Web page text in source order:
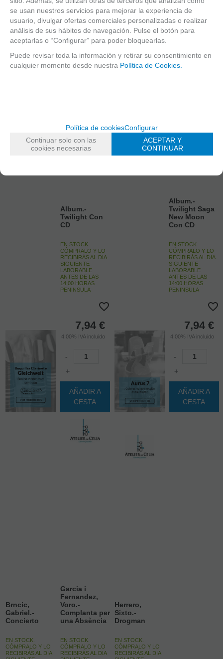
AÑADIR A
CESTA
AÑADIR A
CESTA
AÑADIR A
CESTA
AÑADIR A
CESTA
Album.-
Twilight Con
CD
EN STOCK.
CÓMPRALO Y LO
RECIBIRÁS AL DIA
SIGUIENTE
LABORABLE
ANTES DE LAS
14:00 HORAS
PENINSULA
7,94 €
4.00% IVA incluido
-
+
AÑADIR A
CESTA
Album.-
Twilight Saga
New Moon
Con CD
EN STOCK.
CÓMPRALO Y LO
RECIBIRÁS AL DIA
SIGUIENTE
LABORABLE
ANTES DE LAS
14:00 HORAS
PENINSULA
7,94 €
4.00% IVA incluido
-
+
AÑADIR A
CESTA
Brncic,
Gabriel.-
Concierto
EN STOCK.
CÓMPRALO Y LO
RECIBIRÁS AL DIA
Garcia i
Fernandez,
Voro.-
Complanta per
una Absència
EN STOCK.
CÓMPRALO Y LO
RECIBIRÁS AL DIA
Herrero,
Sixto.-
Drogman
EN STOCK.
CÓMPRALO Y LO
RECIBIRÁS AL DIA
se usan nuestros servicios para mejorar la experiencia de
usuario, divulgar ofertas comerciales personalizadas o realizar
análisis de sus hábitos de navegación. Pulse el botón para
aceptarlas o “Configurar” para poder bloquearlas.
Puede revisar toda la información y retirar su consentimiento en
cualquier momento desde nuestra Política de Cookies.
Política de cookiesConfigurar
Continuar solo con las
cookies necesarias
ACEPTAR Y
CONTINUAR